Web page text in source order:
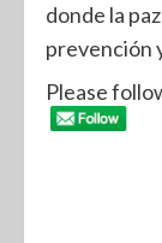
donde la
prevención
Please